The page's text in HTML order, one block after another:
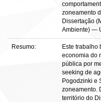
zoneamento
Dissertação
Ambiente) —
Resumo:
Este trabalho
economia do
pública por
seeking de
Pogodzinki e
zoneamento.
território do